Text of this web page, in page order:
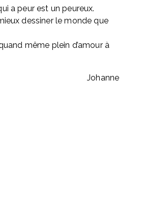
a peur est un peureux.
dessiner le monde que
même plein d’amour à
Johanne